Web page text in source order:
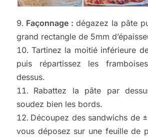
Façonnage : dégazez la pâte
grand rectangle de 5mm
Tartinez la moitié inférieure
puis répartissez les
dessus.
Rabattez la pâte par
soudez bien les bords.
Découpez des sandwichs de
vous déposez sur une feuille de